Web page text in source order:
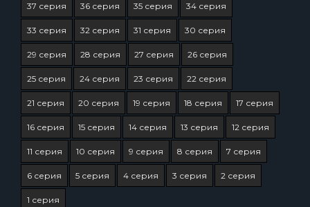
37 серия 36 серия 35 серия 34 серия
33 серия 32 серия 31 серия 30 серия
29 серия 28 серия 27 серия 26 серия
25 серия 24 серия 23 серия 22 серия
21 серия 20 серия 19 серия 18 серия 17 серия
16 серия 15 серия 14 серия 13 серия 12 серия
11 серия 10 серия 9 серия 8 серия 7 серия
6 серия 5 серия 4 серия 3 серия 2 серия
1 серия